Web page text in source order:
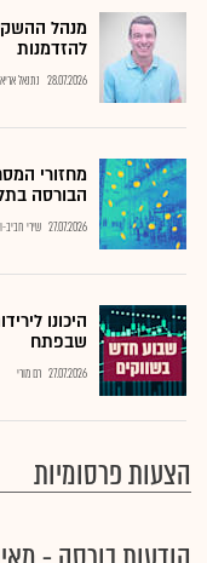
מנהל
להזדמנות
28.07.2026 נתנאל
מחזורי
הבורסה
27.07.2026 שירי חביב-
היכונו
שבפתח
27.07.2026 רם מורי
הצעות פרסומיות